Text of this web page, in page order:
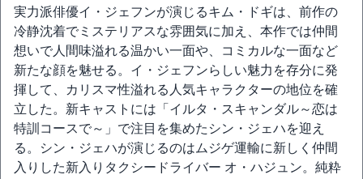
実力派俳優イ・ジェフンが演じるキム・ドギは、前作の
冷静沈着でミステリアスな雰囲気に加え、本作では仲間
想いで人間味溢れる温かい一面や、コミカルな一面など
新たな顔を魅せる。イ・ジェフンらしい魅力を存分に発
揮して、カリスマ性溢れる人気キャラクターの地位を確
立した。新キャストには「イルタ・スキャンダル～恋は
特訓コースで～」で注目を集めたシン・ジェハを迎え
る。シン・ジェハが演じるのはムジゲ運輸に新しく仲間
入りした新入りタクシードライバー オ・ハジュン。純粋